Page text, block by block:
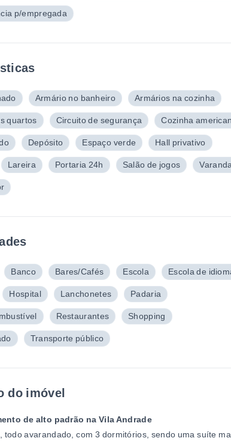
p/empregada
Armário no banheiro Armários na cozinha
quartos Circuito de segurança Cozinha
Depósito Espaço verde Hall privativo
Lareira Portaria 24h Salão de jogos
Banco Bares/Cafés Escola Escola de
Hospital Lanchonetes Padaria
Restaurantes Shopping
Transporte público
do imóvel
de alto padrão na Vila Andrade
todo avarandado, com 3 dormitórios, sendo uma suíte